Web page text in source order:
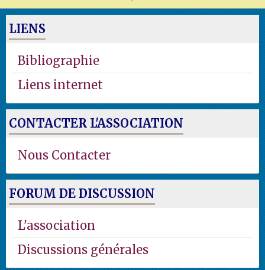
LIENS
Bibliographie
Liens internet
CONTACTER L'ASSOCIATION
Nous Contacter
FORUM DE DISCUSSION
L'association
Discussions générales